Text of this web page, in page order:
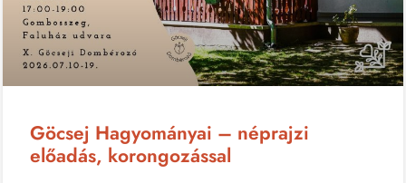
Göcsej Hagyományai – néprajzi
előadás, korongozással